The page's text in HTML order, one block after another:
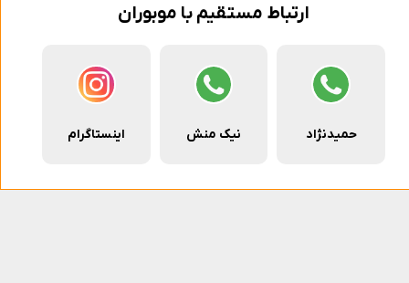
دوربین های پشت گوشی
ارتباط مستقیم با موبوران
حمیدنژاد نیک منش اینستاگرام